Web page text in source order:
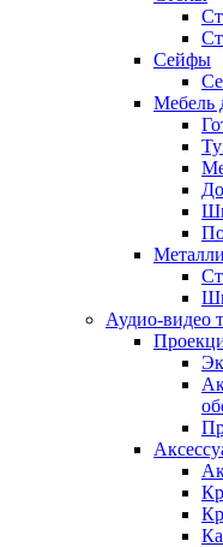
Сейфы
Мебель
Аудио-видео